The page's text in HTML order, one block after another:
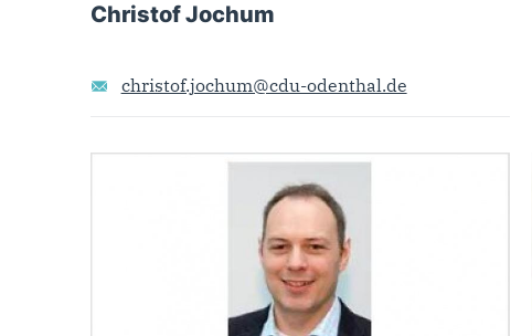
Christof Jochum
christof.jochum@cdu-odenthal.de